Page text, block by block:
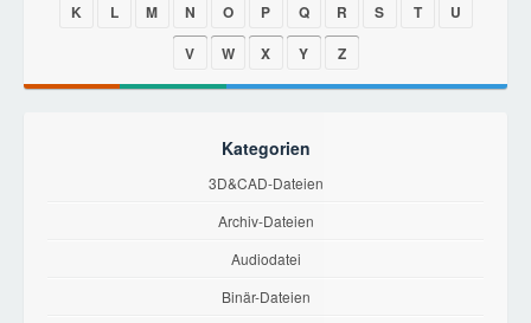
K
L M N O P Q R S T
U
V
W X Y Z
Kategorien
3D&CAD-Dateien
Archiv-Dateien
Audiodatei
Binär-Dateien